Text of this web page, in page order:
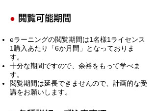
● 閲覧可能期間
eラーニングの閲覧期間は1名様1ライセンス
1購入あたり「6か月間」となっておりま
す。
十分な期間ですので、余裕をもって学べま
す。
​閲覧期間は延長できませんので、計画的な受
講をお願いします。